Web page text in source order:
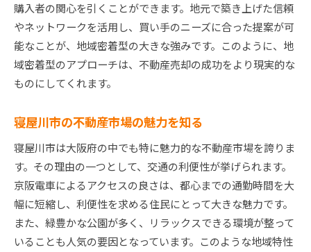
購入者の関心を引くことができます。地元で築き上げた信頼
やネットワークを活用し、買い手のニーズに合った提案が可
能なことが、地域密着型の大きな強みです。このように、地
域密着型のアプローチは、不動産売却の成功をより現実的な
ものにしてくれます。
寝屋川市の不動産市場の魅力を知る
寝屋川市は大阪府の中でも特に魅力的な不動産市場を誇りま
す。その理由の一つとして、交通の利便性が挙げられます。
京阪電車によるアクセスの良さは、都心までの通勤時間を大
幅に短縮し、利便性を求める住民にとって大きな魅力です。
また、緑豊かな公園が多く、リラックスできる環境が整って
いることも人気の要因となっています。このような地域特性